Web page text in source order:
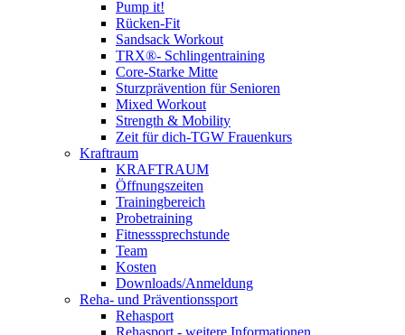
Pump it!
Rücken-Fit
Sandsack Workout
TRX®- Schlingentraining
Core-Starke Mitte
Sturzprävention für Senioren
Mixed Workout
Strength & Mobility
Zeit für dich-TGW Frauenkurs
Kraftraum
KRAFTRAUM
Öffnungszeiten
Trainingbereich
Probetraining
Fitnesssprechstunde
Team
Kosten
Downloads/Anmeldung
Reha- und Präventionssport
Rehasport
Rehasport - weitere Informationen